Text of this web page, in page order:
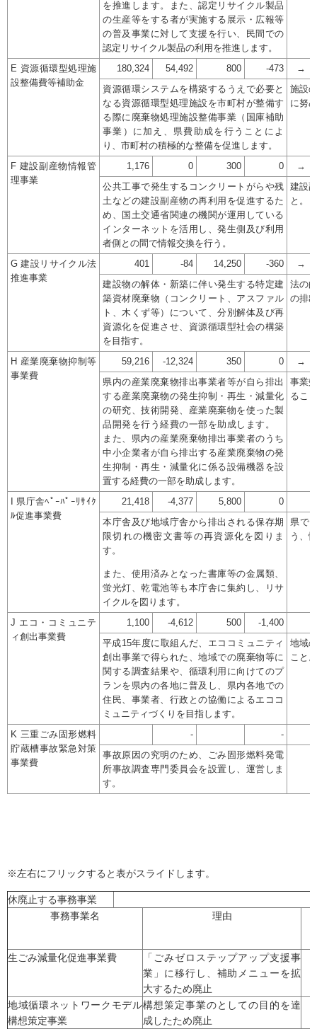
を推進します。また、認定リサイクル製品
の生産等をする者が実施する展示・広報等
の普及事業に対して支援を行い、民間での
認定リサイクル製品の利用を推進します。
E 資源循環型処理施
設整備費等補助金
180,324 54,492 800 -473 →
資源循環システムを構築するうえで必要と
なる資源循環型処理施設を市町村が整備す
る際に廃棄物処理施設整備事業（国庫補助
事業）に加え、県費助成を行うことによ
り、市町村の積極的な整備を促進します。
施設
に努
F 建設副産物情報管
理事業
1,176 0 300 0 →
公共工事で発生するコンクリートがらや残
土などの建設副産物の再利用を促進するた
め、国土交通省関連の機関が運用している
インターネットを活用し、発生側及び利用
者側との間で情報交換を行う。
建設
と。
G 建設リサイクル法
推進事業
401 -84 14,250 -360 →
建設物の解体・新築に伴い発生する特定建
築資材廃棄物（コンクリート、アスファル
ト、木くず等）について、分別解体及び再
資源化を促進させ、資源循環型社会の構築
を目指す。
法の
の排
H 産業廃棄物抑制等
事業費
59,216 -12,324 350 0 →
県内の産業廃棄物排出事業者等が自ら排出
する産業廃棄物の発生抑制・再生・減量化
の研究、技術開発、産業廃棄物を使った製
品開発を行う経費の一部を助成します。
また、県内の産業廃棄物排出事業者のうち
中小企業者が自ら排出する産業廃棄物の発
生抑制・再生・減量化に係る設備機器を設
置する経費の一部を助成します。
事業
るこ
I 県庁舎ﾍﾟｰﾊﾟｰﾘｻｲｸ
ﾙ促進事業費
21,418 -4,377 5,800 0
本庁舎及び地域庁舎から排出される保存期
限切れの機密文書等の再資源化を図りま
す。
また、使用済みとなった書庫等の金属類、
蛍光灯、乾電池等も本庁舎に集約し、リサ
イクルを図ります。
県で
う、
J エコ・コミュニテ
ィ創出事業費
1,100 -4,612 500 -1,400
平成15年度に取組んだ、エココミュニティ
創出事業で得られた、地域での廃棄物等に
関する調査結果や、循環利用に向けてのプ
ランを県内の各地に普及し、県内各地での
住民、事業者、行政との協働によるエココ
ミュニティづくりを目指します。
地域
こと。
K 三重ごみ固形燃料
貯蔵槽事故緊急対策
事業費
- -
事故原因の究明のため、ごみ固形燃料発電
所事故調査専門委員会を設置し、運営しま
す。
※左右にフリックすると表がスライドします。
休廃止する事務事業
事務事業名
理由
生ごみ減量化促進事業費
「ごみゼロステップアップ支援事
業」に移行し、補助メニューを拡
大するため廃止
地域循環ネットワークモデル
構想策定事業
構想策定事業のとしての目的を達
成したため廃止